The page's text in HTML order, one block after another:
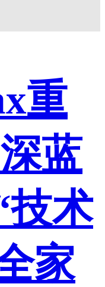
重
蓝
技术
家